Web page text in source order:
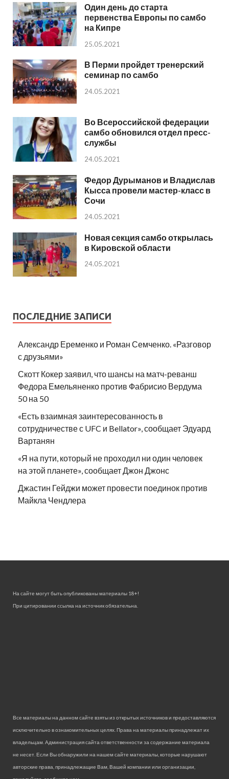
Один день до старта
первенства Европы по самбо
на Кипре
25.05.2021
В Перми пройдет тренерский
семинар по самбо
24.05.2021
Во Всероссийской федерации
самбо обновился отдел пресс-
службы
24.05.2021
Федор Дурыманов и Владислав
Кысса провели мастер-класс в
Сочи
24.05.2021
Новая секция самбо открылась
в Кировской области
24.05.2021
ПОСЛЕДНИЕ ЗАПИСИ
Александр Еременко и Роман Семченко. «Разговор
с друзьями»
Скотт Кокер заявил, что шансы на матч-реванш
Федора Емельяненко против Фабрисио Вердума
50 на 50
«Есть взаимная заинтересованность в
сотрудничестве с UFC и Bellator», сообщает Эдуард
Вартанян
«Я на пути, который не проходил ни один человек
на этой планете», сообщает Джон Джонс
Джастин Гейджи может провести поединок против
Майкла Чендлера
На сайте могут быть опубликованы материалы 18+!
При цитировании ссылка на источник обязательна.
Все материалы на данном сайте взяты из открытых источников и предоставляются
исключительно в ознакомительных целях. Права на материалы принадлежат их
владельцам. Администрация сайта ответственности за содержание материала
не несет. Если Вы обнаружили на нашем сайте материалы, которые нарушают
авторские права, принадлежащие Вам, Вашей компании или организации,